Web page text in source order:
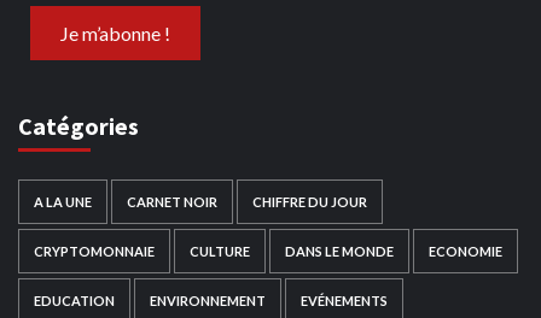
Catégories
A LA UNE CARNET NOIR CHIFFRE DU JOUR
CRYPTOMONNAIE CULTURE DANS LE MONDE ECONOMIE
EDUCATION ENVIRONNEMENT EVÉNEMENTS